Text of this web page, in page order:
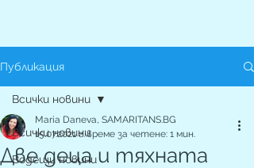
Публикация
Всички новини
Водещи новини
Всички новини
Две деца и тяхната
Maria Daneva, SAMARITANS.BG
15.07.2021 г.време за четене: 1 мин.